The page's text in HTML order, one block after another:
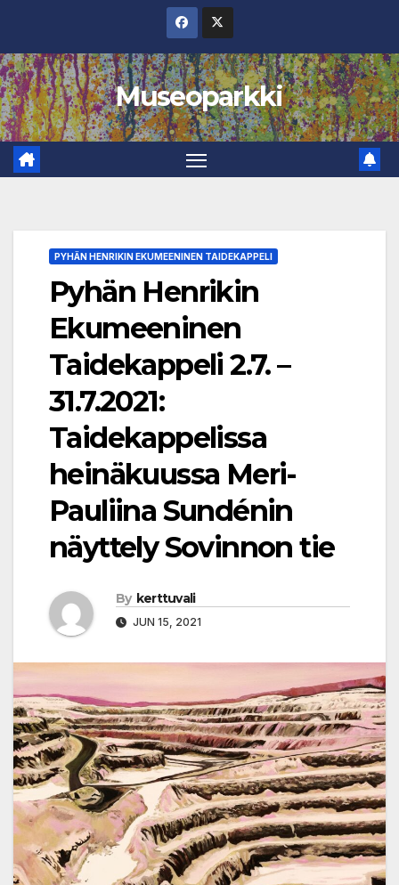
content
Museoparkki
PYHÄN HENRIKIN EKUMEENINEN TAIDEKAPPELI
Pyhän Henrikin
Ekumeeninen
Taidekappeli 2.7. –
31.7.2021:
Taidekappelissa
heinäkuussa Meri-
Pauliina Sundénin
näyttely Sovinnon tie
By kerttuvali
JUN 15, 2021